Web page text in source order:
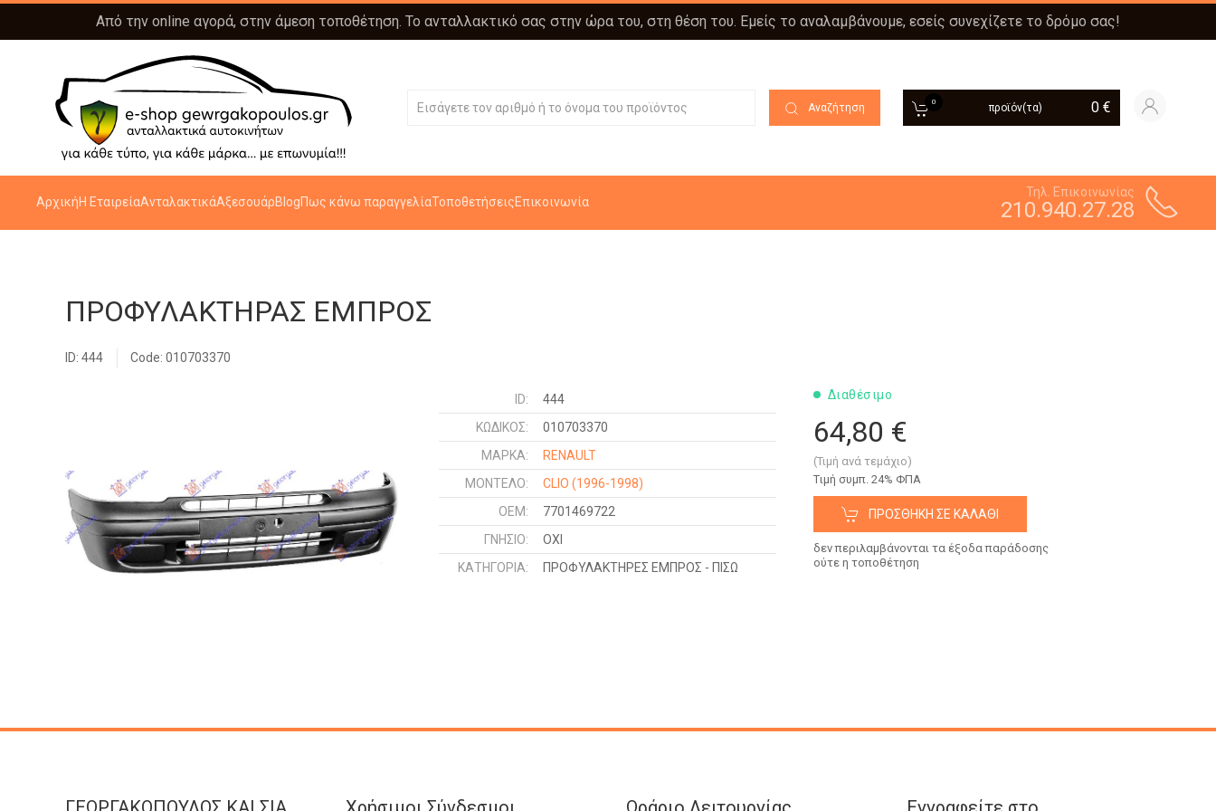
Από την online αγορά, στην άμεση τοποθέτηση. Το ανταλλακτικό σας στην ώρα του, στη θέση του. Εμείς το αναλαμβάνουμε, εσείς συνεχίζετε το δρόμο σας!
Αναζήτηση 0 προϊόν(τα) 0 €
ΑρχικήΗ ΕταιρείαΑνταλακτικάΑξεσουάρBlogΠως κάνω παραγγελίαΤοποθετήσειςΕπικοινωνία
Τηλ. Επικοινωνίας
210.940.27.28
ΠΡΟΦΥΛΑΚΤΗΡΑΣ ΕΜΠΡΟΣ
ID: 444 Code: 010703370
ID:
444
ΚΩΔΙΚΌΣ:
010703370
ΜΑΡΚΑ:
RENAULT
ΜΟΝΤΕΛΟ:
CLIO (1996-1998)
OEM:
7701469722
ΓΝΉΣΙΟ:
ΟΧΙ
ΚΑΤΗΓΟΡΊΑ:
ΠΡΟΦΥΛΑΚΤΗΡΕΣ ΕΜΠΡΟΣ - ΠΙΣΩ
Διαθέσιμο
64,80 €
(Τιμή ανά τεμάχιο)
Tιμή συμπ. 24% ΦΠΑ
ΠΡΟΣΘΉΚΗ ΣΕ ΚΑΛΆΘΙ
δεν περιλαμβάνονται τα έξοδα παράδοσης
ούτε η τοποθέτηση